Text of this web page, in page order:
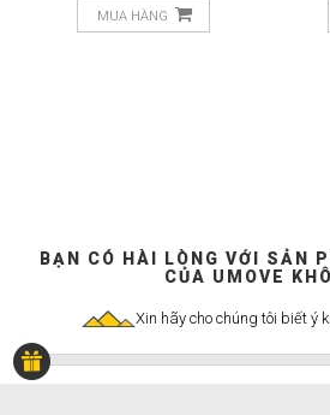
MUA HÀNG
BẠN CÓ HÀI LÒNG VỚI SẢN
CỦA UMOVE
Xin hãy cho chúng tôi biết ý